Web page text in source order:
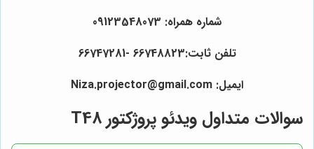
شماره همراه: 09123548073
تلفن ثابت:66748823 -66747281
ایمیل: Niza.projector@gmail.com
سوالات متداول ویدئو پروژکتور T48